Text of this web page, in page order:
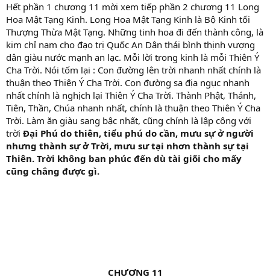
Hết phần 1 chương 11 mời xem tiếp phần 2 chương 11 Long
Hoa Mật Tạng Kinh. Long Hoa Mật Tạng Kinh là Bộ Kinh tối
Thượng Thừa Mật Tạng. Những tinh hoa đi đến thành công, là
kim chỉ nam cho đạo trị Quốc An Dân thái bình thịnh vượng
dân giàu nước mạnh an lạc. Mỗi lời trong kinh là mỗi Thiên Ý
Cha Trời. Nói tốm lại : Con đường lên trời nhanh nhất chính là
thuận theo Thiên Ý Cha Trời. Con đường sa địa ngục nhanh
nhất chính là nghịch lại Thiên Ý Cha Trời. Thành Phật, Thánh,
Tiên, Thần, Chúa nhanh nhất, chính là thuận theo Thiên Ý Cha
Trời. Làm ăn giàu sang bậc nhất, cũng chính là lập công với
trời Đại Phú do thiên, tiểu phú do cần, mưu sự ở người
nhưng thành sự ở Trời, mưu sư tại nhơn thành sự tại
Thiên. Trời không ban phúc đến dù tài giõi cho mấy
cũng chẳng được gì.
CHƯƠNG 11